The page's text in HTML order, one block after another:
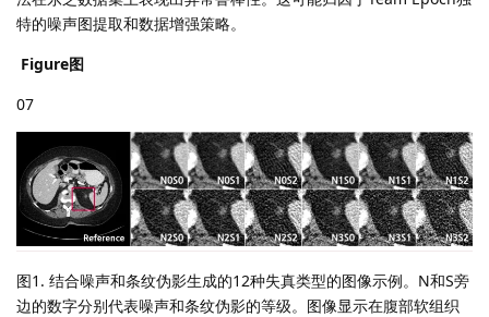
特的噪声图提取和数据增强策略。
Figure图
07
图1. 结合噪声和条纹伪影生成的12种失真类型的图像示例。N和S旁
边的数字分别代表噪声和条纹伪影的等级。图像显示在腹部软组织